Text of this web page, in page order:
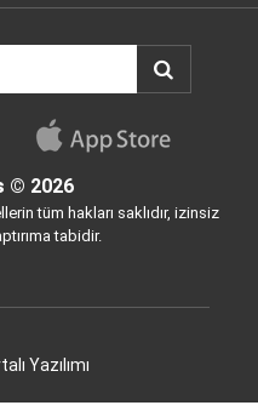
© 2026
tüm hakları saklıdır, izinsiz
tabidir.
Yazılımı